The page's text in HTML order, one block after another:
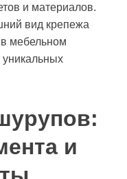
и материалов.
вид крепежа
мебельном
уникальных
и